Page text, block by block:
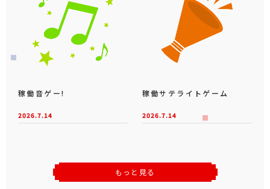
稼働音ゲー!
2026.7.14
稼働サテライトゲーム
2026.7.14
もっと見る